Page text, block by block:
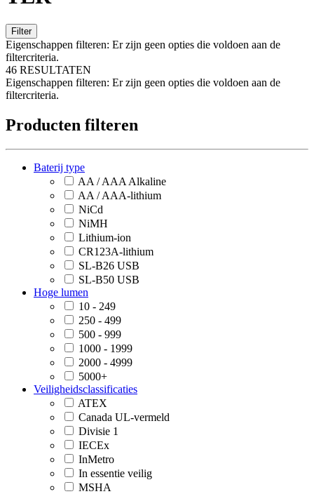
Filter
Eigenschappen filteren: Er zijn geen opties die voldoen aan de
filtercriteria.
46 RESULTATEN
Eigenschappen filteren: Er zijn geen opties die voldoen aan de
filtercriteria.
Producten filteren
Baterij type
AA / AAA Alkaline
AA / AAA-lithium
NiCd
NiMH
Lithium-ion
CR123A-lithium
SL-B26 USB
SL-B50 USB
Hoge lumen
10 - 249
250 - 499
500 - 999
1000 - 1999
2000 - 4999
5000+
Veiligheidsclassificaties
ATEX
Canada UL-vermeld
Divisie 1
IECEx
InMetro
In essentie veilig
MSHA